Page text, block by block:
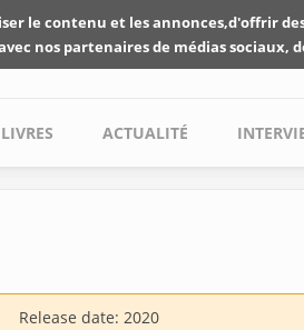
Les
LIVRES ACTUALITÉ
Release date: 2020
le contenu et les annonces,d'offrir
nos partenaires de médias sociaux,